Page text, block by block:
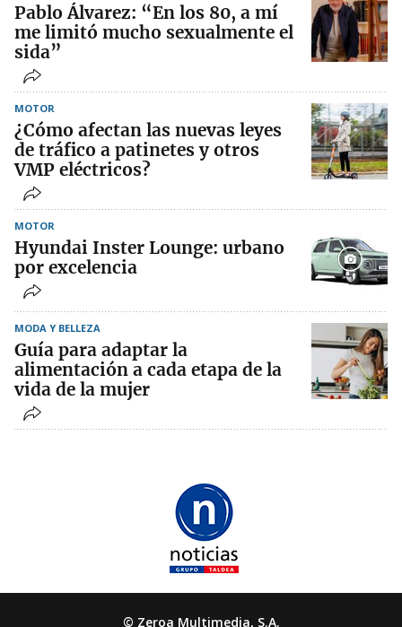
Pablo Álvarez: “En los 80, a mí
me limitó mucho sexualmente el
sida”
MOTOR
¿Cómo afectan las nuevas leyes
de tráfico a patinetes y otros
VMP eléctricos?
MOTOR
Hyundai Inster Lounge: urbano
por excelencia
MODA Y BELLEZA
Guía para adaptar la
alimentación a cada etapa de la
vida de la mujer
© Zeroa Multimedia, S.A.